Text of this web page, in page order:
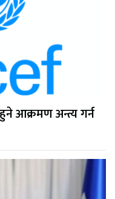
आक्रमण अन्त्य गर्न